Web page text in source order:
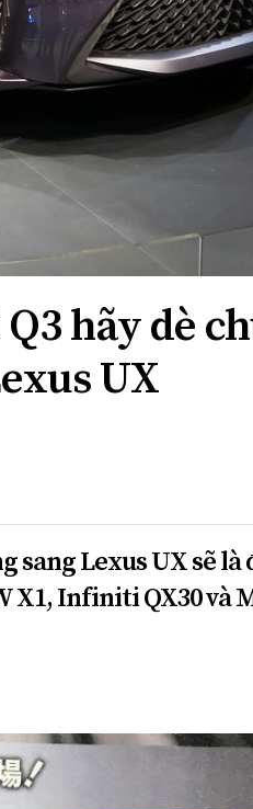
hãy dè
UX
sang Lexus UX sẽ
X1, Infiniti QX30 và